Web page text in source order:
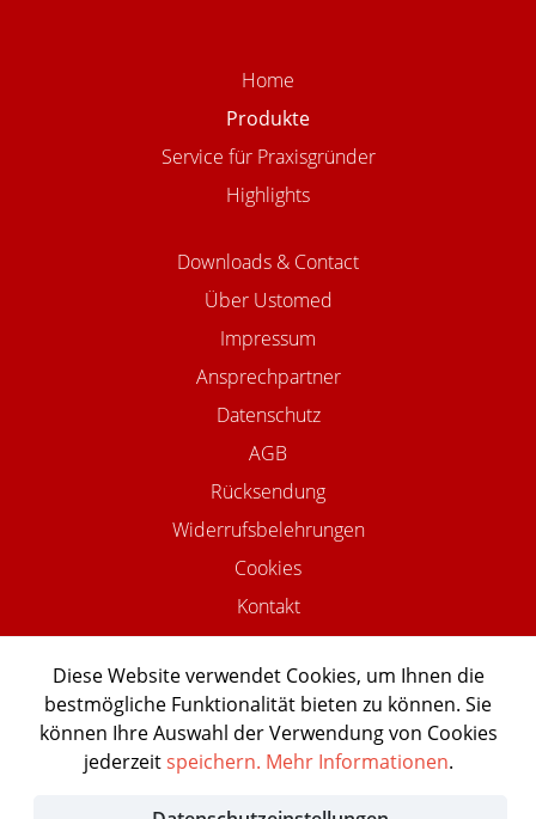
Home
Produkte
Service für Praxisgründer
Highlights
Downloads & Contact
Über Ustomed
Impressum
Ansprechpartner
Datenschutz
AGB
Rücksendung
Widerrufsbelehrungen
Cookies
Kontakt
©2026 USTOMED INSTRUMENTE
Powered by Shopware Agentur
Shopentwickler.Berlin
Diese Website verwendet Cookies, um Ihnen die
bestmögliche Funktionalität bieten zu können. Sie
können Ihre Auswahl der Verwendung von Cookies
jederzeitspeichern. Mehr Informationen.